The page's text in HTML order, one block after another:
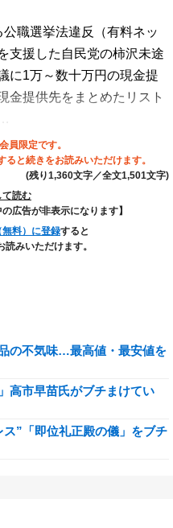
職選挙法違反（有料ネッ
支援した自民党の柿沢未途
に1万～数十万円の現金提
金提供先をまとめたリスト
員限定です。
ると続きをお読みいただけます。
(残り1,360文字／全文1,501文字)
て読む
広告が非表示になります】
料）に登録すると
みいただけます。
の不気味…最高値・最安値を
高市早苗氏がブチまけてい
ス”「即位礼正殿の儀」をブチ